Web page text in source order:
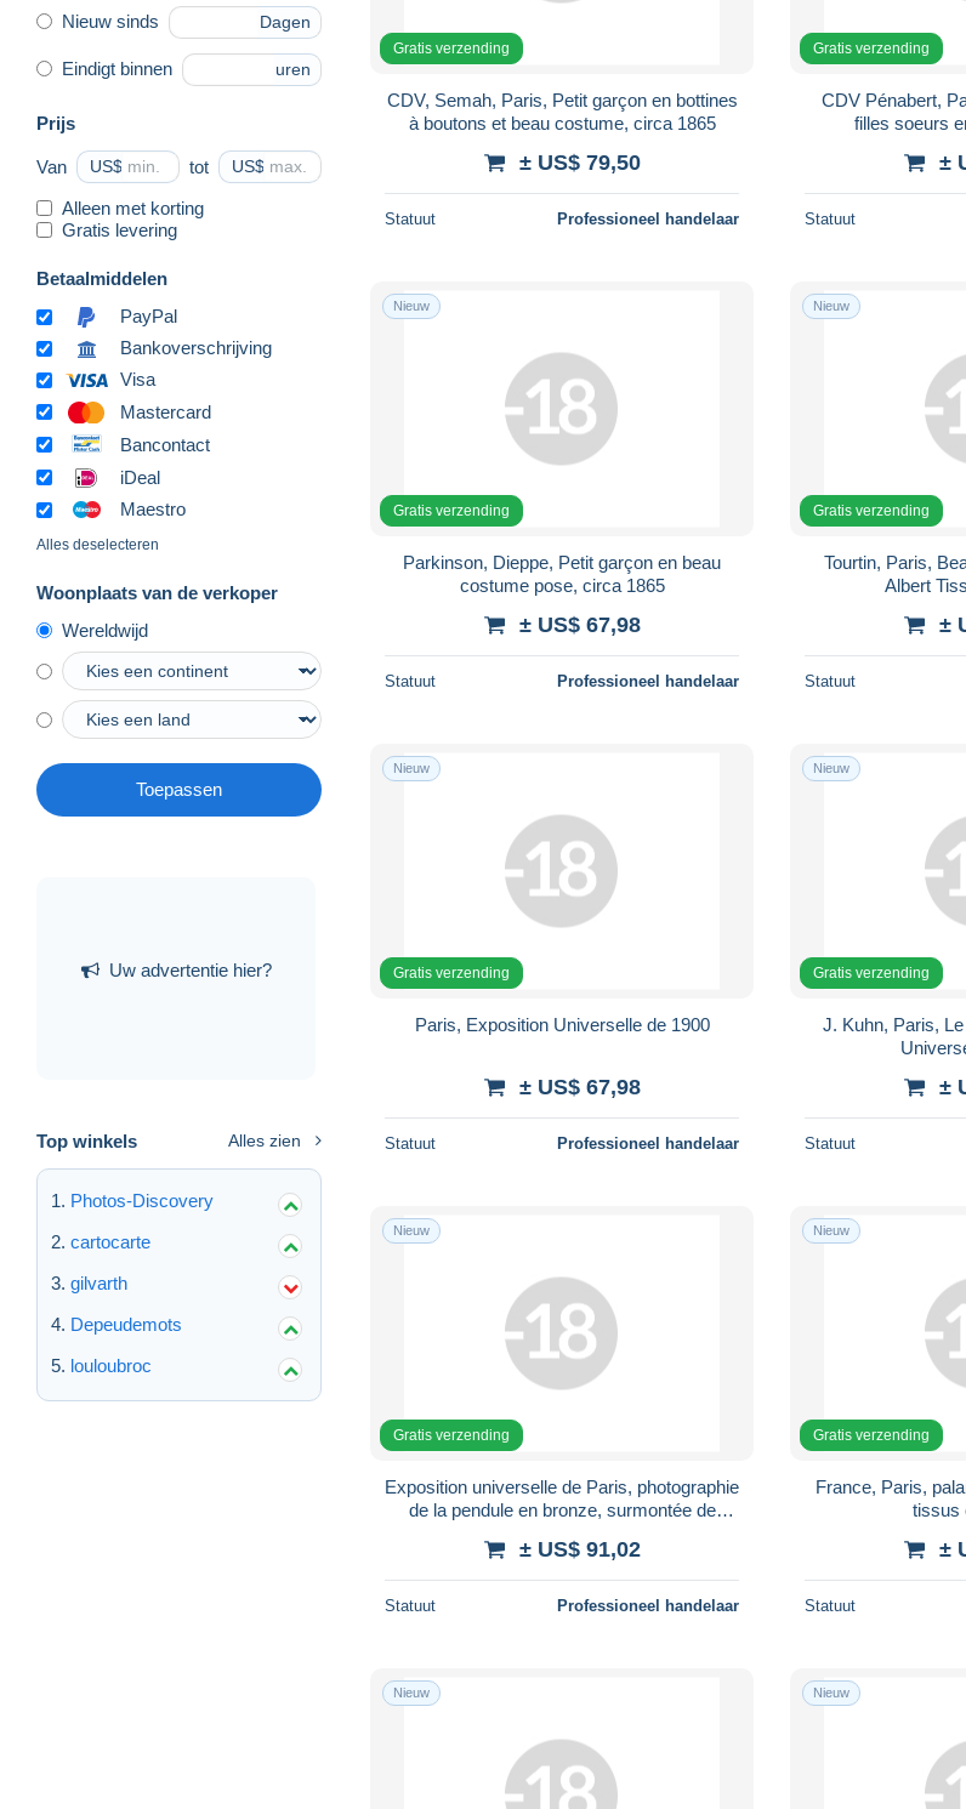
Nieuw sinds Dagen
Eindigt binnen uren
Prijs
Van US$ tot US$
Alleen met korting
Gratis levering
Betaalmiddelen
PayPal
Bankoverschrijving
Visa
Mastercard
Bancontact
iDeal
Maestro
Alles deselecteren
Woonplaats van de verkoper
Wereldwijd
Toepassen
Uw advertentie hier?
Top winkels Alles zien
Photos-Discovery
cartocarte
gilvarth
Depeudemots
louloubroc
Gratis verzending
CDV, Semah, Paris, Petit garçon en bottines
à boutons et beau costume, circa 1865
± US$ 79,50
Statuut Professioneel handelaar
Gratis verzending
CDV Pénabert,
filles soeurs
±
Statuut
Nieuw
Gratis verzending
Parkinson, Dieppe, Petit garçon en beau
costume pose, circa 1865
± US$ 67,98
Statuut Professioneel handelaar
Nieuw
Gratis verzending
Tourtin, Paris,
Albert
±
Statuut
Nieuw
Gratis verzending
Paris, Exposition Universelle de 1900
± US$ 67,98
Statuut Professioneel handelaar
Nieuw
Gratis verzending
J. Kuhn, Paris,
±
Statuut
Nieuw
Gratis verzending
Exposition universelle de Paris, photographie
de la pendule en bronze, surmontée de
± US$ 91,02
Statuut Professioneel handelaar
Nieuw
Gratis verzending
France, Paris,
tissus
±
Statuut
Nieuw Nieuw